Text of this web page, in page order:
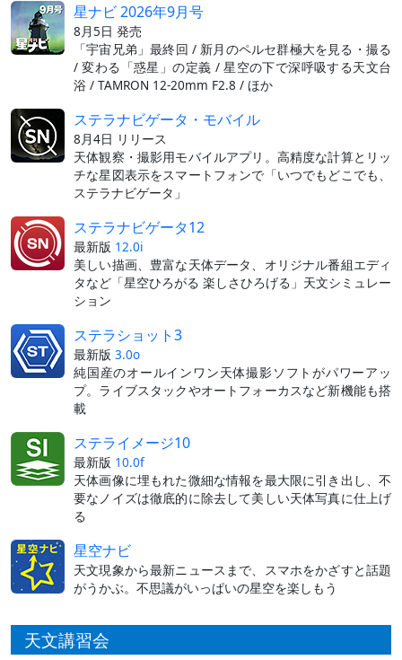
星ナビ 2026年9月号
8月5日 発売
「宇宙兄弟」最終回 / 新月のペルセ群極大を見る・撮る
/ 変わる「惑星」の定義 / 星空の下で深呼吸する天文台
浴 / TAMRON 12-20mm F2.8 / ほか
ステラナビゲータ・モバイル
8月4日 リリース
天体観察・撮影用モバイルアプリ。高精度な計算とリッ
チな星図表示をスマートフォンで「いつでもどこでも、
ステラナビゲータ」
ステラナビゲータ12
最新版 12.0i
美しい描画、豊富な天体データ、オリジナル番組エディ
タなど「星空ひろがる 楽しさひろげる」天文シミュレー
ション
ステラショット3
最新版 3.0o
純国産のオールインワン天体撮影ソフトがパワーアッ
プ。ライブスタックやオートフォーカスなど新機能も搭
載
ステライメージ10
最新版 10.0f
天体画像に埋もれた微細な情報を最大限に引き出し、不
要なノイズは徹底的に除去して美しい天体写真に仕上げ
る
星空ナビ
天文現象から最新ニュースまで、スマホをかざすと話題
がうかぶ。不思議がいっぱいの星空を楽しもう
天文講習会